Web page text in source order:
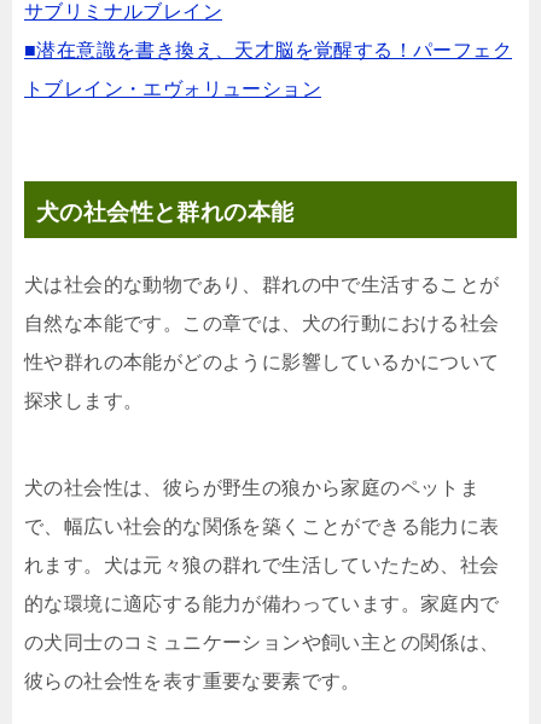
サブリミナルブレイン
■潜在意識を書き換え、天才脳を覚醒する！パーフェク
トブレイン・エヴォリューション
犬の社会性と群れの本能
犬は社会的な動物であり、群れの中で生活することが
自然な本能です。この章では、犬の行動における社会
性や群れの本能がどのように影響しているかについて
探求します。
犬の社会性は、彼らが野生の狼から家庭のペットま
で、幅広い社会的な関係を築くことができる能力に表
れます。犬は元々狼の群れで生活していたため、社会
的な環境に適応する能力が備わっています。家庭内で
の犬同士のコミュニケーションや飼い主との関係は、
彼らの社会性を表す重要な要素です。